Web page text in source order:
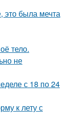
это была мечта
тело.
не
с 18 по 24
к лету с